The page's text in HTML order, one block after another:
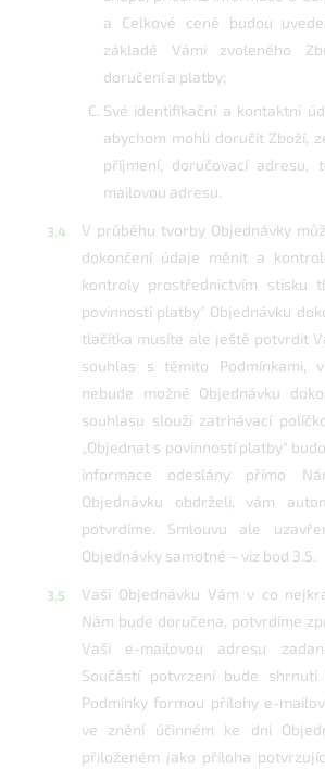
a Celkové ceně budou
základě Vámi zvoleného
doručení a platby;
Své identifikační a kontaktní
abychom mohli doručit Zboží,
příjmení, doručovací adresu,
mailovou adresu.
V průběhu tvorby Objednávky
dokončení údaje měnit a
kontroly prostřednictvím stisku
povinností platby" Objednávku
tlačítka musíte ale ještě potvrdit
souhlas s těmito Podmínkami,
nebude možné Objednávku
souhlasu slouží zatrhávací
„Objednat s povinností platby"
informace odeslány přímo
Objednávku obdrželi, vám
potvrdíme. Smlouvu ale
Objednávky samotné – viz bod 3.5.
Vaši Objednávku Vám v co
Nám bude doručena, potvrdíme
Vaši e-mailovou adresu
Součástí potvrzení bude
Podmínky formou přílohy e-
ve znění účinném ke dni
přiloženém jako příloha